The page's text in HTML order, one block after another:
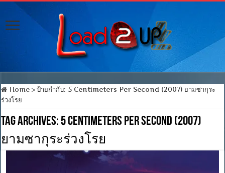
Home > ป้ายกำกับ: 5 Centimeters Per Second (2007) ยามซากุระ
ร่วงโรย
Tag Archives: 5 Centimeters Per Second (2007)
ยามซากุระร่วงโรย